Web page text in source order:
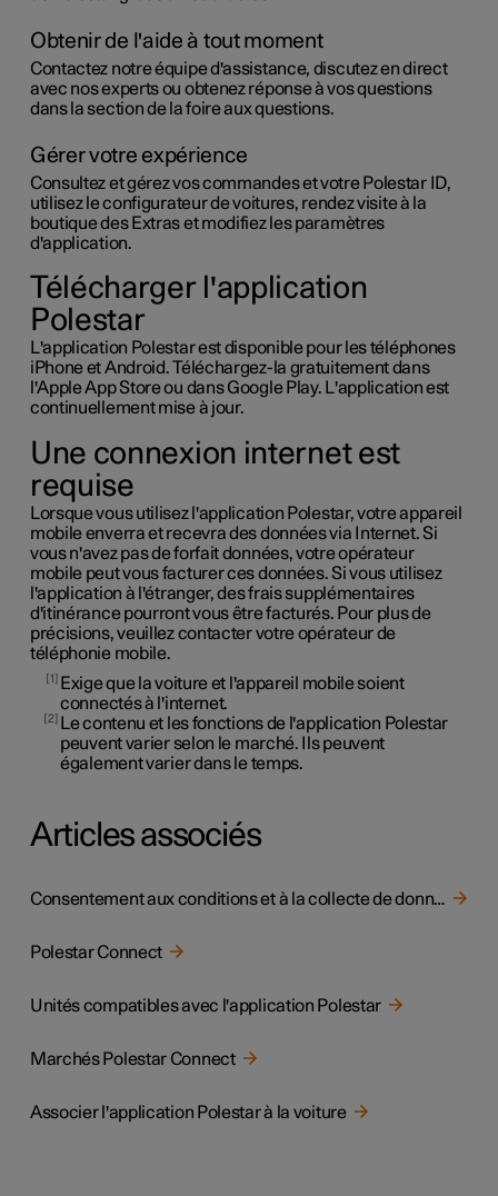
Obtenir de l'aide à tout moment
Contactez notre équipe d'assistance, discutez en direct
avec nos experts ou obtenez réponse à vos questions
dans la section de la foire aux questions.
Gérer votre expérience
Consultez et gérez vos commandes et votre Polestar ID,
utilisez le configurateur de voitures, rendez visite à la
boutique des Extras et modifiez les paramètres
d'application.
Télécharger l'application
Polestar
L'application Polestar est disponible pour les téléphones
iPhone et Android. Téléchargez-la gratuitement dans
l'Apple App Store ou dans Google Play. L'application est
continuellement mise à jour.
Une connexion internet est
requise
Lorsque vous utilisez l'application Polestar, votre appareil
mobile enverra et recevra des données via Internet. Si
vous n'avez pas de forfait données, votre opérateur
mobile peut vous facturer ces données. Si vous utilisez
l'application à l'étranger, des frais supplémentaires
d'itinérance pourront vous être facturés. Pour plus de
précisions, veuillez contacter votre opérateur de
téléphonie mobile.
1
Exige que la voiture et l'appareil mobile soient
connectés à l'internet.
2
Le contenu et les fonctions de l'application Polestar
peuvent varier selon le marché. Ils peuvent
également varier dans le temps.
Articles associés
Consentement aux conditions et à la collecte de données
Polestar Connect
Unités compatibles avec l'application Polestar
Marchés Polestar Connect
Associer l'application Polestar à la voiture